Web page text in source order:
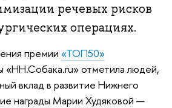
речевых рисков
операциях.
премии «ТОП50»
«НН.Собака.ru» отметила людей,
вклад в развитие Нижнего
награды Марии Худяковой —